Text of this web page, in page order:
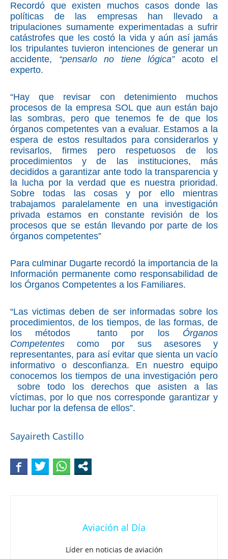
Recordó que existen muchos casos donde las
políticas de las empresas han llevado a
tripulaciones sumamente experimentadas a sufrir
catástrofes que les costó la vida y aún así jamás
los tripulantes tuvieron intenciones de generar un
accidente, “pensarlo no tiene lógica”acoto el
experto.
“Hay que revisar con detenimiento muchos
procesos de la empresa SOL que aun están bajo
las sombras, pero que tenemos fe de que los
órganos competentes van a evaluar. Estamos a la
espera de estos resultados para considerarlos y
revisarlos, firmes pero respetuosos de los
procedimientos y de las instituciones, más
decididos a garantizar ante todo la transparencia y
la lucha por la verdad que es nuestra prioridad.
Sobre todas las cosas y por ello mientras
trabajamos paralelamente en una investigación
privada estamos en constante revisión de los
procesos que se están llevando por parte de los
órganos competentes”
Para culminar Dugarte recordó la importancia de la
Información permanente como responsabilidad de
los Órganos Competentes a los Familiares.
“Las victimas deben de ser informadas sobre los
procedimientos, de los tiempos, de las formas, de
los métodos tanto por los Órganos
Competentes como por sus asesores y
representantes, para así evitar que sienta un vacío
informativo o desconfianza. En nuestro equipo
conocemos los tiempos de una investigación pero
sobre todo los derechos que asisten a las
víctimas, por lo que nos corresponde garantizar y
luchar por la defensa de ellos”.
Sayaireth Castillo
Aviación al Día
Líder en noticias de aviación